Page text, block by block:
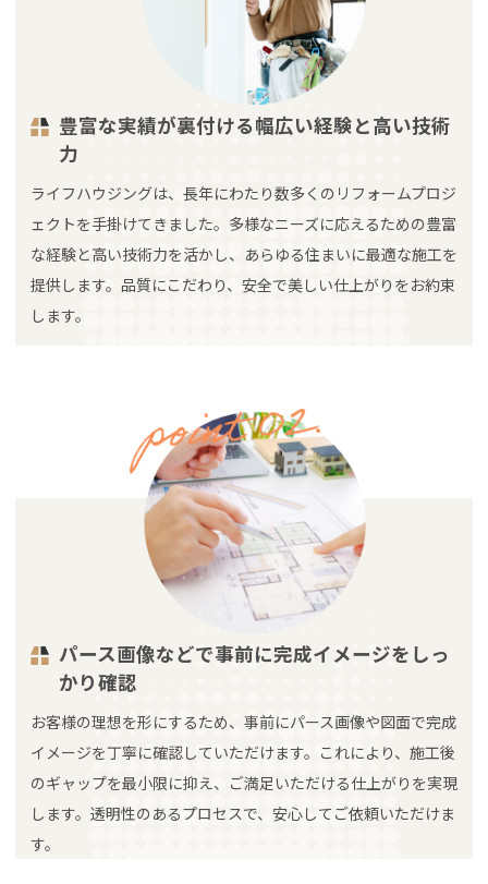
豊富な実績が裏付ける幅広い経験と高い技術
力
ライフハウジングは、長年にわたり数多くのリフォームプロジ
ェクトを手掛けてきました。多様なニーズに応えるための豊富
な経験と高い技術力を活かし、あらゆる住まいに最適な施工を
提供します。品質にこだわり、安全で美しい仕上がりをお約束
します。
パース画像などで事前に完成イメージをしっ
かり確認
お客様の理想を形にするため、事前にパース画像や図面で完成
イメージを丁寧に確認していただけます。これにより、施工後
のギャップを最小限に抑え、ご満足いただける仕上がりを実現
します。透明性のあるプロセスで、安心してご依頼いただけま
す。